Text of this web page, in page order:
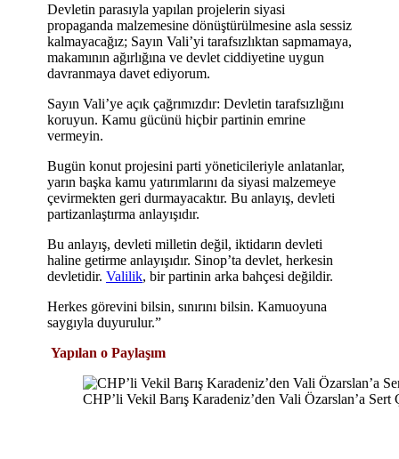
Devletin parasıyla yapılan projelerin siyasi
propaganda malzemesine dönüştürülmesine asla sessiz
kalmayacağız; Sayın Vali’yi tarafsızlıktan sapmamaya,
makamının ağırlığına ve devlet ciddiyetine uygun
davranmaya davet ediyorum.
Sayın Vali’ye açık çağrımızdır: Devletin tarafsızlığını
koruyun. Kamu gücünü hiçbir partinin emrine
vermeyin.
Bugün konut projesini parti yöneticileriyle anlatanlar,
yarın başka kamu yatırımlarını da siyasi malzemeye
çevirmekten geri durmayacaktır. Bu anlayış, devleti
partizanlaştırma anlayışıdır.
Bu anlayış, devleti milletin değil, iktidarın devleti
haline getirme anlayışıdır. Sinop’ta devlet, herkesin
devletidir. Valilik, bir partinin arka bahçesi değildir.
Herkes görevini bilsin, sınırını bilsin. Kamuoyuna
saygıyla duyurulur.”
Yapılan o Paylaşım
CHP’li Vekil Barış Karadeniz’den Vali Özarslan’a Sert